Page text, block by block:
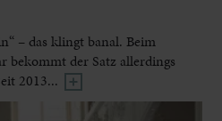
– das klingt banal. Beim
der Satz allerdings
2013...